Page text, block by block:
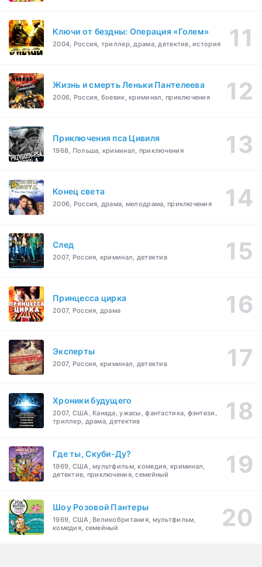
Ключи от бездны: Операция «Голем»
2004, Россия, триллер, драма, детектив, история
Жизнь и смерть Леньки Пантелеева
2006, Россия, боевик, криминал, приключения
Приключения пса Цивиля
1968, Польша, криминал, приключения
Конец света
2006, Россия, драма, мелодрама, приключения
След
2007, Россия, криминал, детектив
Принцесса цирка
2007, Россия, драма
Эксперты
2007, Россия, криминал, детектив
Хроники будущего
2007, США, Канада, ужасы, фантастика, фэнтези,
триллер, драма, детектив
Где ты, Скуби-Ду?
1969, США, мультфильм, комедия, криминал,
детектив, приключения, семейный
Шоу Розовой Пантеры
1969, США, Великобритания, мультфильм,
комедия, семейный